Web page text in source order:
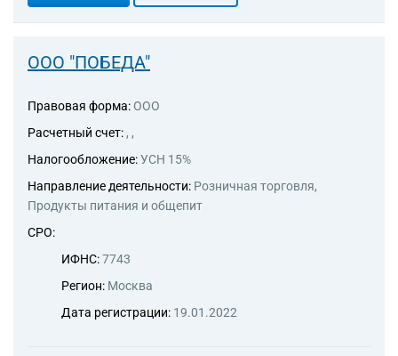
ООО "ПОБЕДА"
Правовая форма: ООО
Расчетный счет: , ,
Налогообложение:УСН 15%
Направление деятельности: Розничная торговля,
Продукты питания и общепит
СРО:
ИФНС:7743
Регион: Москва
Дата регистрации: 19.01.2022